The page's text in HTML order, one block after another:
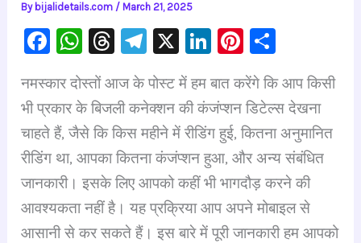
By bijalidetails.com / March 21, 2025
F
c
e
b
o
o
k
W
at
s
A
p
p
T
e
a
d
s
Te
gr
a
m
X
Li
k
e
dI
n
Pi
er
e
st
ar
e
नमस्कार दोस्तों आज के पोस्ट में हम बात करेंगे कि आप किसी
भी प्रकार के बिजली कनेक्शन की कंजंप्शन डिटेल्स देखना
चाहते हैं, जैसे कि किस महीने में रीडिंग हुई, कितना अनुमानित
रीडिंग था, आपका कितना कंजंप्शन हुआ, और अन्य संबंधित
जानकारी। इसके लिए आपको कहीं भी भागदौड़ करने की
आवश्यकता नहीं है। यह प्रक्रिया आप अपने मोबाइल से
आसानी से कर सकते हैं। इस बारे में पूरी जानकारी हम आपको